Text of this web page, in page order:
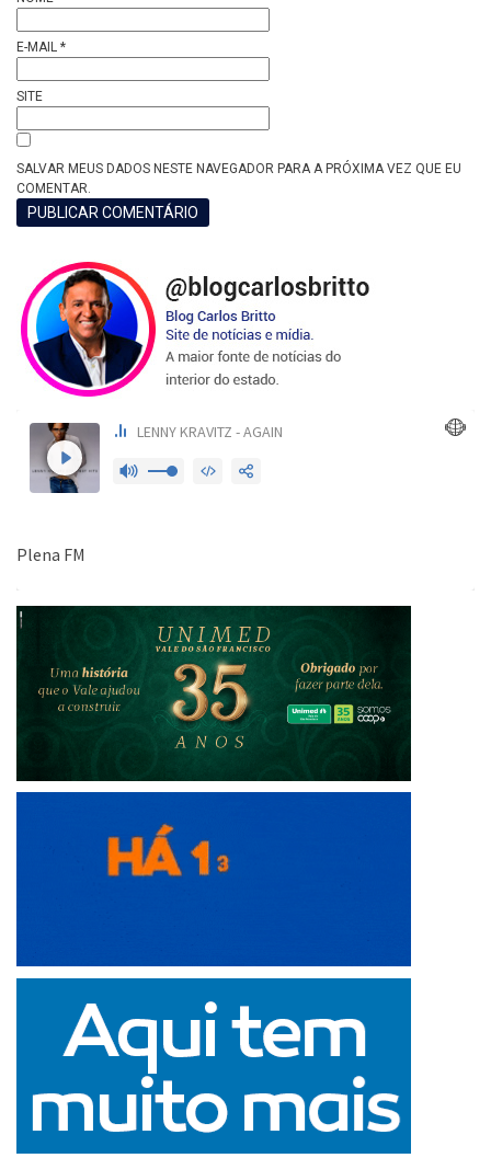
E-MAIL *
SITE
SALVAR MEUS DADOS NESTE NAVEGADOR PARA A PRÓXIMA VEZ QUE EU
COMENTAR.